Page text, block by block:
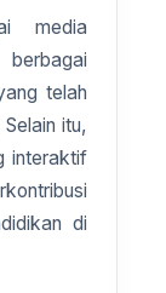
media
telah
itu,
interaktif
di